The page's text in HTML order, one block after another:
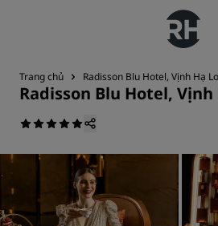
Trang chủ Radisson Blu Hotel, Vịnh Hạ
Radisson Blu Hotel, Vịnh